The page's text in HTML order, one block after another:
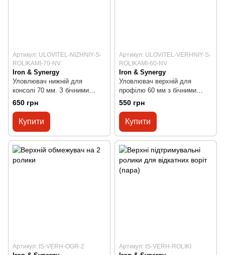
Артикул: ULOVITEL-NIZHNIY-S-
ROLIKAMI-70-NV
Iron & Synergy
Уловлювач нижній для
консолі 70 мм. З бічними
роликами
650 грн
Купити
Артикул: ULOVITEL-VERHNIY-S-
ROLIKAMI-60-NV
Iron & Synergy
Уловлювач верхній для
профілю 60 мм з бічними
роликами
550 грн
Купити
Артикул: IS-VERH-OGR-2 Артикул: IS-VERH-ROLIKI